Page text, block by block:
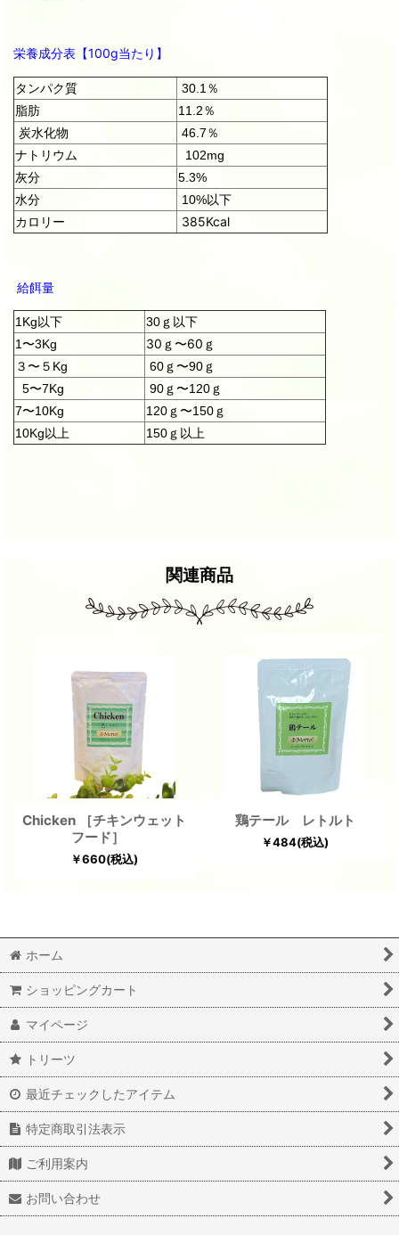
栄養成分表【100g当たり】
タンパク質
30.1％
脂肪
11.2％
炭水化物
46.7％
ナトリウム
102mg
灰分
5.3%
水分
10%以下
カロリー 385Kcal
給餌量
1Kg以下
30ｇ以下
1〜3Kg
30ｇ〜60ｇ
３〜５Kg
60ｇ〜90ｇ
5〜7Kg
90ｇ〜120ｇ
7〜10Kg
120ｇ〜150ｇ
10Kg以上
150ｇ以上
関連商品
Chicken ［チキンウェット
フード］
￥660(税込)
鶏テール レトルト
￥484(税込)
ホーム
ショッピングカート
マイページ
トリーツ
最近チェックしたアイテム
特定商取引法表示
ご利用案内
お問い合わせ